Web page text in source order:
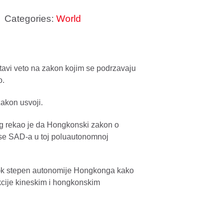
Categories: World
veto na zakon kojim se podrzavaju
usvoji.
rekao je da Hongkonski zakon o
SAD-a u toj poluautonomnoj
stepen autonomije Hongkonga kako
kineskim i hongkonskim